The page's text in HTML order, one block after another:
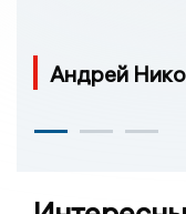
Андрей